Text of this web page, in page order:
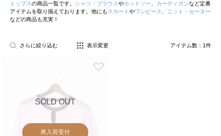
トップスの商品一覧です。 シャツ・ブラウスやカットソー カーディガンなど定番
アイテムを取り揃えております。他にも スカート やワンピース
ニット・セーター
などの商品も充実！
さらに絞り込む 表示変更 アイテム数： 1件
SOLD OUT
再入荷受付